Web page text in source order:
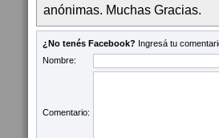
anónimas. Muchas Gracias.
¿No tenés Facebook? Ingresá tu
Nombre:
Comentario: